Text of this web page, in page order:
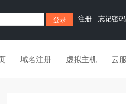
注册 忘记密
域名注册 虚拟主机 云